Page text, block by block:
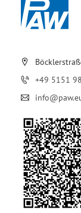
+49 5151